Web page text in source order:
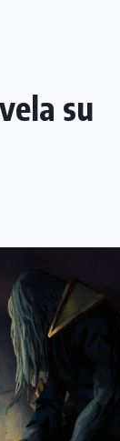
su